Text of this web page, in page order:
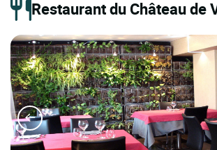
Restaurant du Château de